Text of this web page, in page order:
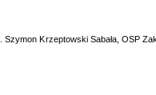
Krzeptowski Sabała, OSP